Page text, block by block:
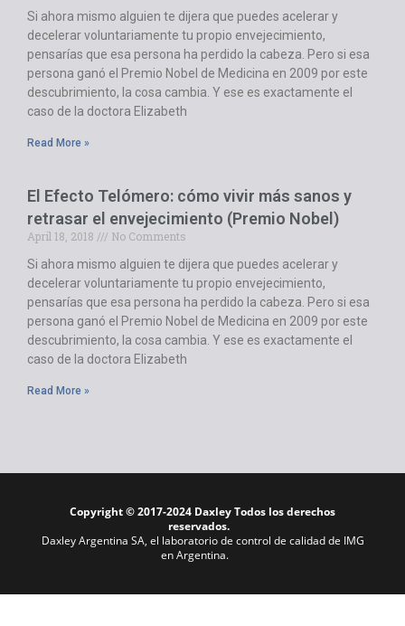
Si ahora mismo alguien te dijera que puedes acelerar y
decelerar voluntariamente tu propio envejecimiento,
pensarías que esa persona ha perdido la cabeza. Pero si esa
persona ganó el Premio Nobel de Medicina en 2009 por este
descubrimiento, la cosa cambia. Y ese es exactamente el
caso de la doctora Elizabeth
Read More »
El Efecto Telómero: cómo vivir más sanos y
retrasar el envejecimiento (Premio Nobel)
April 18, 2018
No Comments
Si ahora mismo alguien te dijera que puedes acelerar y
decelerar voluntariamente tu propio envejecimiento,
pensarías que esa persona ha perdido la cabeza. Pero si esa
persona ganó el Premio Nobel de Medicina en 2009 por este
descubrimiento, la cosa cambia. Y ese es exactamente el
caso de la doctora Elizabeth
Read More »
Copyright © 2017-2024 Daxley Todos los derechos
reservados.
Daxley Argentina SA, el laboratorio de control de calidad de IMG
en Argentina.